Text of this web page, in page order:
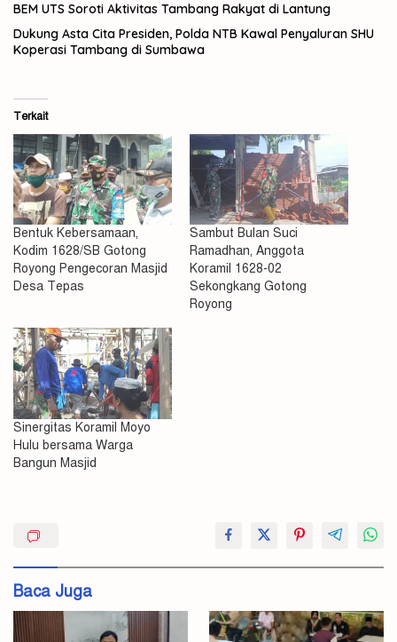
BEM UTS Soroti Aktivitas Tambang Rakyat di Lantung
Dukung Asta Cita Presiden, Polda NTB Kawal Penyaluran SHU
Koperasi Tambang di Sumbawa
Terkait
Bentuk Kebersamaan,
Kodim 1628/SB Gotong
Royong Pengecoran Masjid
Desa Tepas
Sambut Bulan Suci
Ramadhan, Anggota
Koramil 1628-02
Sekongkang Gotong
Royong
Sinergitas Koramil Moyo
Hulu bersama Warga
Bangun Masjid
Baca Juga